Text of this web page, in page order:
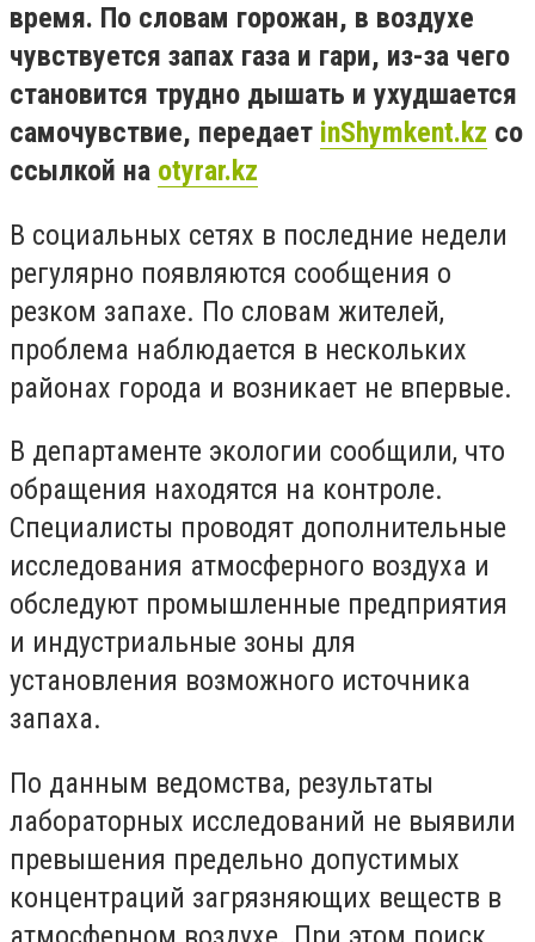
время. По словам горожан, в воздухе
чувствуется запах газа и гари, из-за чего
становится трудно дышать и ухудшается
самочувствие, передает inShymkent.kz со
ссылкой на otyrar.kz
В социальных сетях в последние недели
регулярно появляются сообщения о
резком запахе. По словам жителей,
проблема наблюдается в нескольких
районах города и возникает не впервые.
В департаменте экологии сообщили, что
обращения находятся на контроле.
Специалисты проводят дополнительные
исследования атмосферного воздуха и
обследуют промышленные предприятия
и индустриальные зоны для
установления возможного источника
запаха.
По данным ведомства, результаты
лабораторных исследований не выявили
превышения предельно допустимых
концентраций загрязняющих веществ в